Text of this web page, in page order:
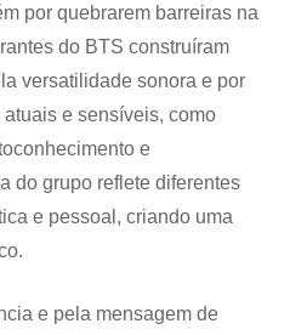
por quebrarem barreiras na
do BTS construíram
versatilidade sonora e por
atuais e sensíveis, como
e
do grupo reflete diferentes
e pessoal, criando uma
e pela mensagem de